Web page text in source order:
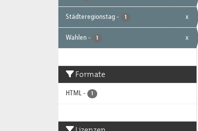
Städteregionstag - 1 x
Wahlen - 1 x
Formate
HTML - 1